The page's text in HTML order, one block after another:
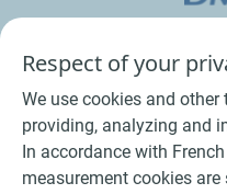
Respect of your
We use cookies and
providing, analyzing and
In accordance with
measurement cookies